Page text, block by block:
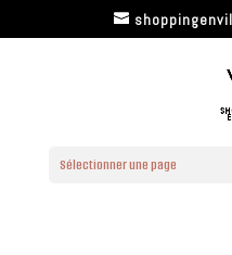
Sélectionner une page